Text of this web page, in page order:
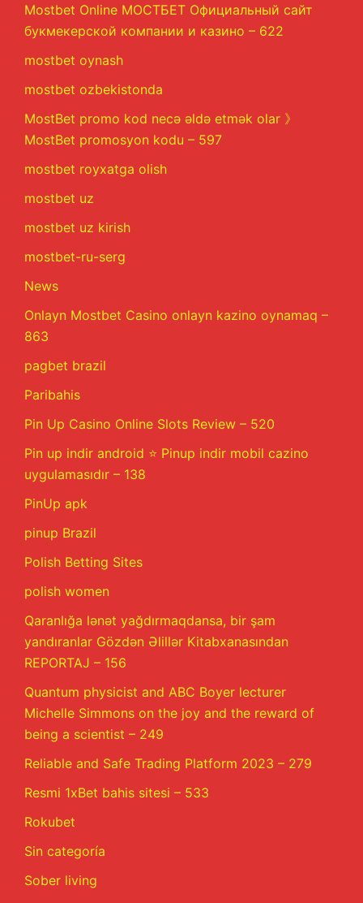
Mostbet Online МОСТБЕТ Официальный сайт
букмекерской компании и казино – 622
mostbet oynash
mostbet ozbekistonda
MostBet promo kod necə əldə etmək olar 》
MostBet promosyon kodu – 597
mostbet royxatga olish
mostbet uz
mostbet uz kirish
mostbet-ru-serg
News
Onlayn Mostbet Casino onlayn kazino oynamaq –
863
pagbet brazil
Paribahis
Pin Up Casino Online Slots Review – 520
Pin up indir android ⭐️ Pinup indir mobil cazino
uygulamasıdır – 138
PinUp apk
pinup Brazil
Polish Betting Sites
polish women
Qaranlığa lənət yağdırmaqdansa, bir şam
yandıranlar Gözdən Əlillər Kitabxanasından
REPORTAJ – 156
Quantum physicist and ABC Boyer lecturer
Michelle Simmons on the joy and the reward of
being a scientist – 249
Reliable and Safe Trading Platform 2023 – 279
Resmi 1xBet bahis sitesi – 533
Rokubet
Sin categoría
Sober living